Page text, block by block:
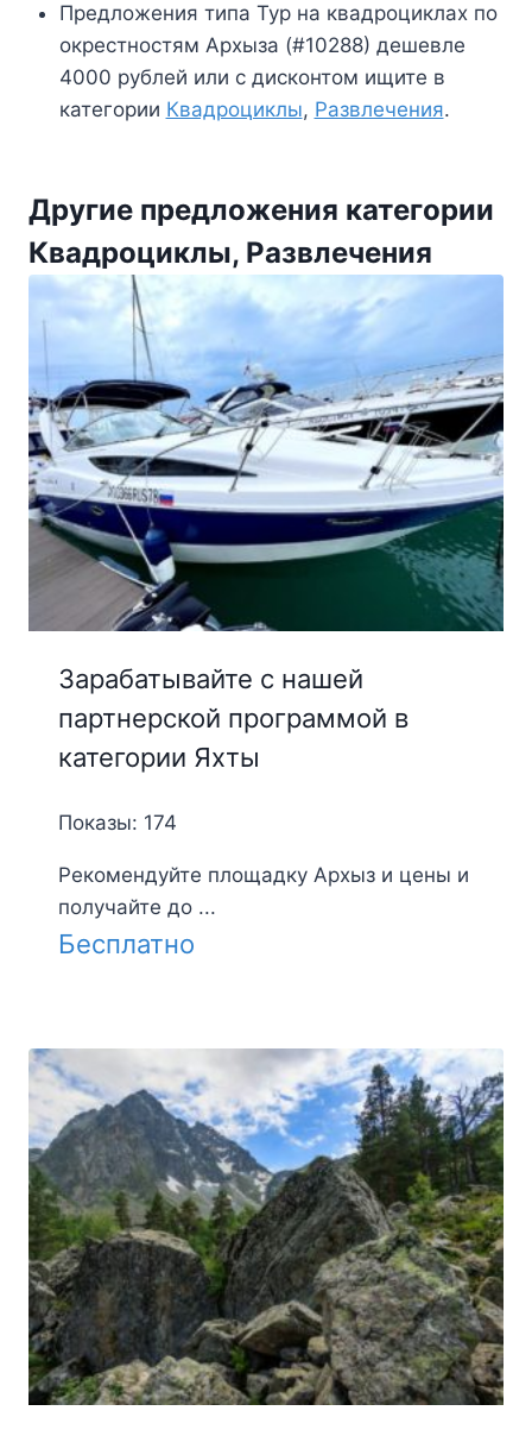
Предложения типа Тур на квадроциклах по
окрестностям Архыза (#10288) дешевле
4000 рублей или с дисконтом ищите в
категории Квадроциклы, Развлечения.
Другие предложения категории
Квадроциклы, Развлечения
Зарабатывайте с нашей
партнерской программой в
категории Яхты
Показы: 174
Рекомендуйте площадку Архыз и цены и
получайте до ...
Бесплатно